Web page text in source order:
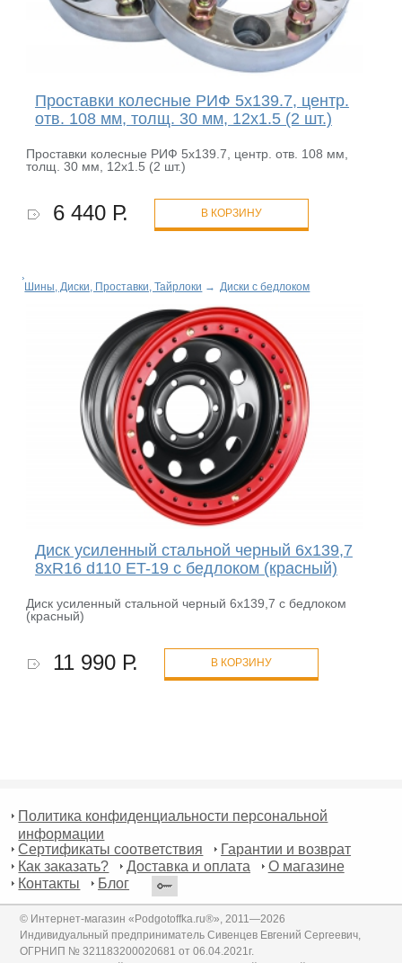
Проставки колесные РИФ 5x139.7, центр.
отв. 108 мм, толщ. 30 мм, 12x1.5 (2 шт.)
Проставки колесные РИФ 5x139.7, центр. отв. 108 мм,
толщ. 30 мм, 12x1.5 (2 шт.)
6 440 Р. В КОРЗИНУ
Шины, Диски, Проставки, Тайрлоки → Диски с бедлоком
Диск усиленный стальной черный 6x139,7
8xR16 d110 ET-19 с бедлоком (красный)
Диск усиленный стальной черный 6x139,7 с бедлоком
(красный)
11 990 Р. В КОРЗИНУ
Политика конфиденциальности персональной
информации
Сертификаты соответствия
Гарантии и возврат
Как заказать?
Доставка и оплата
О магазине
Контакты
Блог
© Интернет-магазин «Podgotoffka.ru®», 2011—2026
Индивидуальный предприниматель Сивенцев Евгений Сергеевич,
ОГРНИП № 321183200020681 от 06.04.2021г.